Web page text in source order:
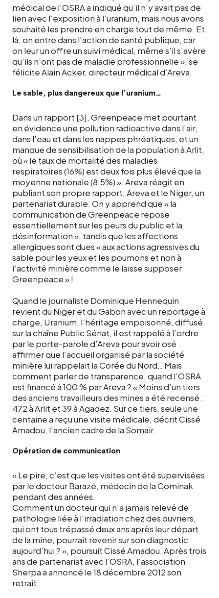
médical de l’OSRA a indiqué qu’il n’y avait pas de
lien avec l’exposition à l’uranium, mais nous avons
souhaité les prendre en charge tout de même. Et
là, on entre dans l’action de santé publique, car
on leur un offre un suivi médical, même s’il s’avère
qu’ils n’ont pas de maladie professionnelle », se
félicite Alain Acker, directeur médical d’Areva.
Le sable, plus dangereux que l’uranium…
Dans un rapport [3], Greenpeace met pourtant
en évidence une pollution radioactive dans l’air,
dans l’eau et dans les nappes phréatiques, et un
manque de sensibilisation de la population à Arlit,
où « le taux de mortalité des maladies
respiratoires (16%) est deux fois plus élevé que la
moyenne nationale (8,5%) ». Areva réagit en
publiant son propre rapport, Areva et le Niger, un
partenariat durable. On y apprend que « la
communication de Greenpeace repose
essentiellement sur les peurs du public et la
désinformation », tandis que les affections
allergiques sont dues « aux actions agressives du
sable pour les yeux et les poumons et non à
l’activité minière comme le laisse supposer
Greenpeace » !
Quand le journaliste Dominique Hennequin
revient du Niger et du Gabon avec un reportage à
charge, Uranium, l’héritage empoisonné, diffusé
sur la chaîne Public Sénat, il est rappelé à l’ordre
par le porte-parole d’Areva pour avoir osé
affirmer que l’accueil organisé par la société
minière lui rappelait la Corée du Nord… Mais
comment parler de transparence, quand l’OSRA
est financé à 100 % par Areva ? « Moins d’un tiers
des anciens travailleurs des mines a été recensé :
472 à Arlit et 39 à Agadez. Sur ce tiers, seule une
centaine a reçu une visite médicale, décrit Cissé
Amadou, l’ancien cadre de la Somaïr.
Opération de communication
« Le pire, c’est que les visites ont été supervisées
par le docteur Barazé, médecin de la Cominak
pendant des années.
Comment un docteur qui n’a jamais relevé de
pathologie liée à l’irradiation chez des ouvriers,
qui ont tous trépassé deux ans après leur départ
de la mine, pourrait revenir sur son diagnostic
aujourd’hui ? », poursuit Cissé Amadou. Après trois
ans de partenariat avec l’OSRA, l’association
Sherpa a annoncé le 18 décembre 2012 son
retrait.